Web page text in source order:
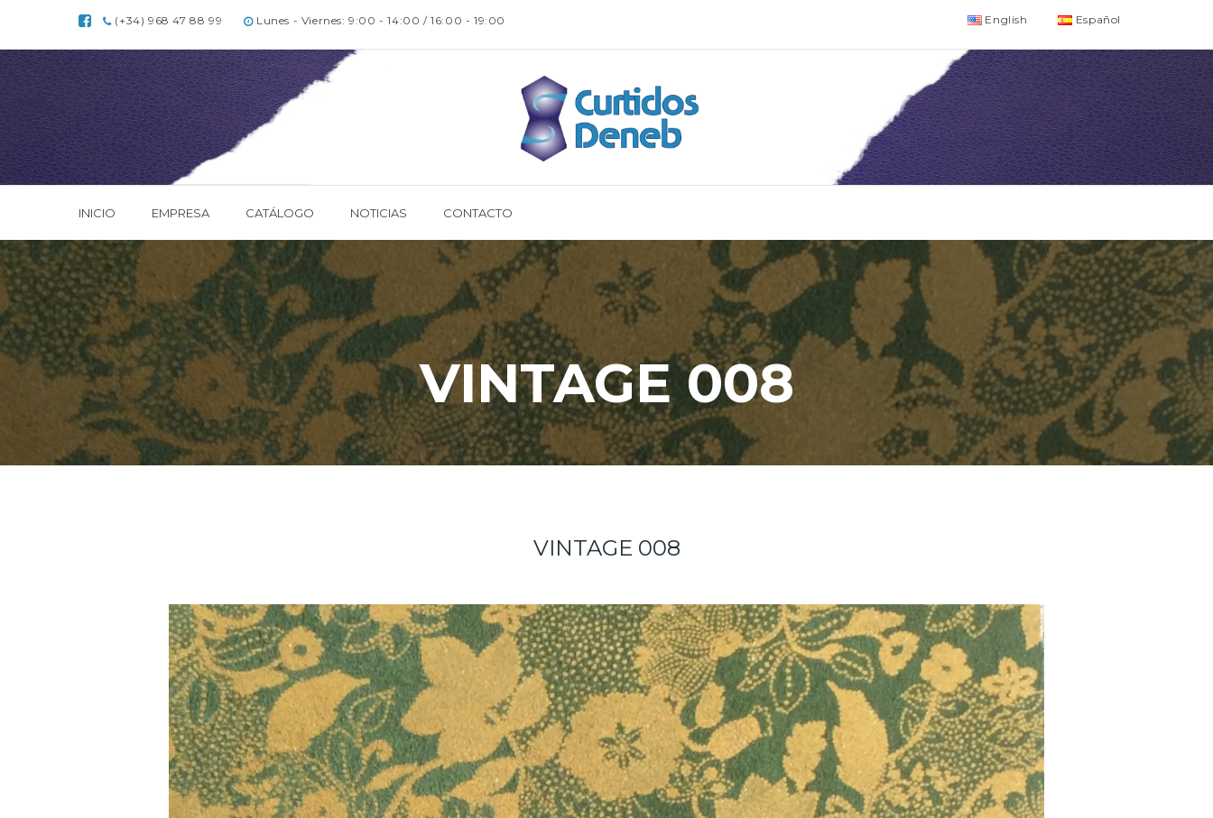
(+34) 968 47 88 99 Lunes - Viernes: 9:00 - 14:00 / 16:00 - 19:00 English Español
INICIO EMPRESA CATÁLOGO NOTICIAS CONTACTO
VINTAGE 008
VINTAGE 008